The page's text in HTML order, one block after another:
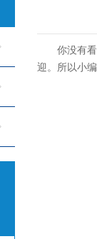
你没有看
迎。所以小